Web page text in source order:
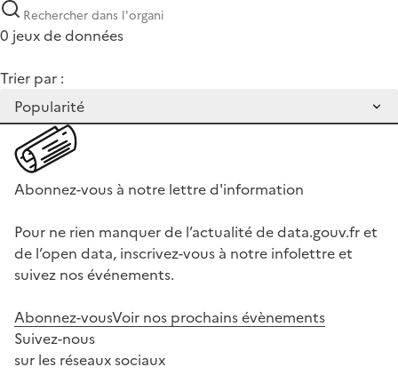
0 jeux de données
Trier par :
Abonnez-vous à notre lettre d'information
Pour ne rien manquer de l’actualité de data.gouv.fr et
de l’open data, inscrivez-vous à notre infolettre et
suivez nos événements.
Abonnez-vousVoir nos prochains évènements
Suivez-nous
sur les réseaux sociaux